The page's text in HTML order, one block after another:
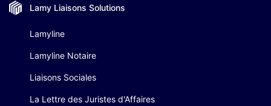
Lamy Liaisons Solutions
Lamyline
Lamyline Notaire
Liaisons Sociales
La Lettre des Juristes d'Affaires